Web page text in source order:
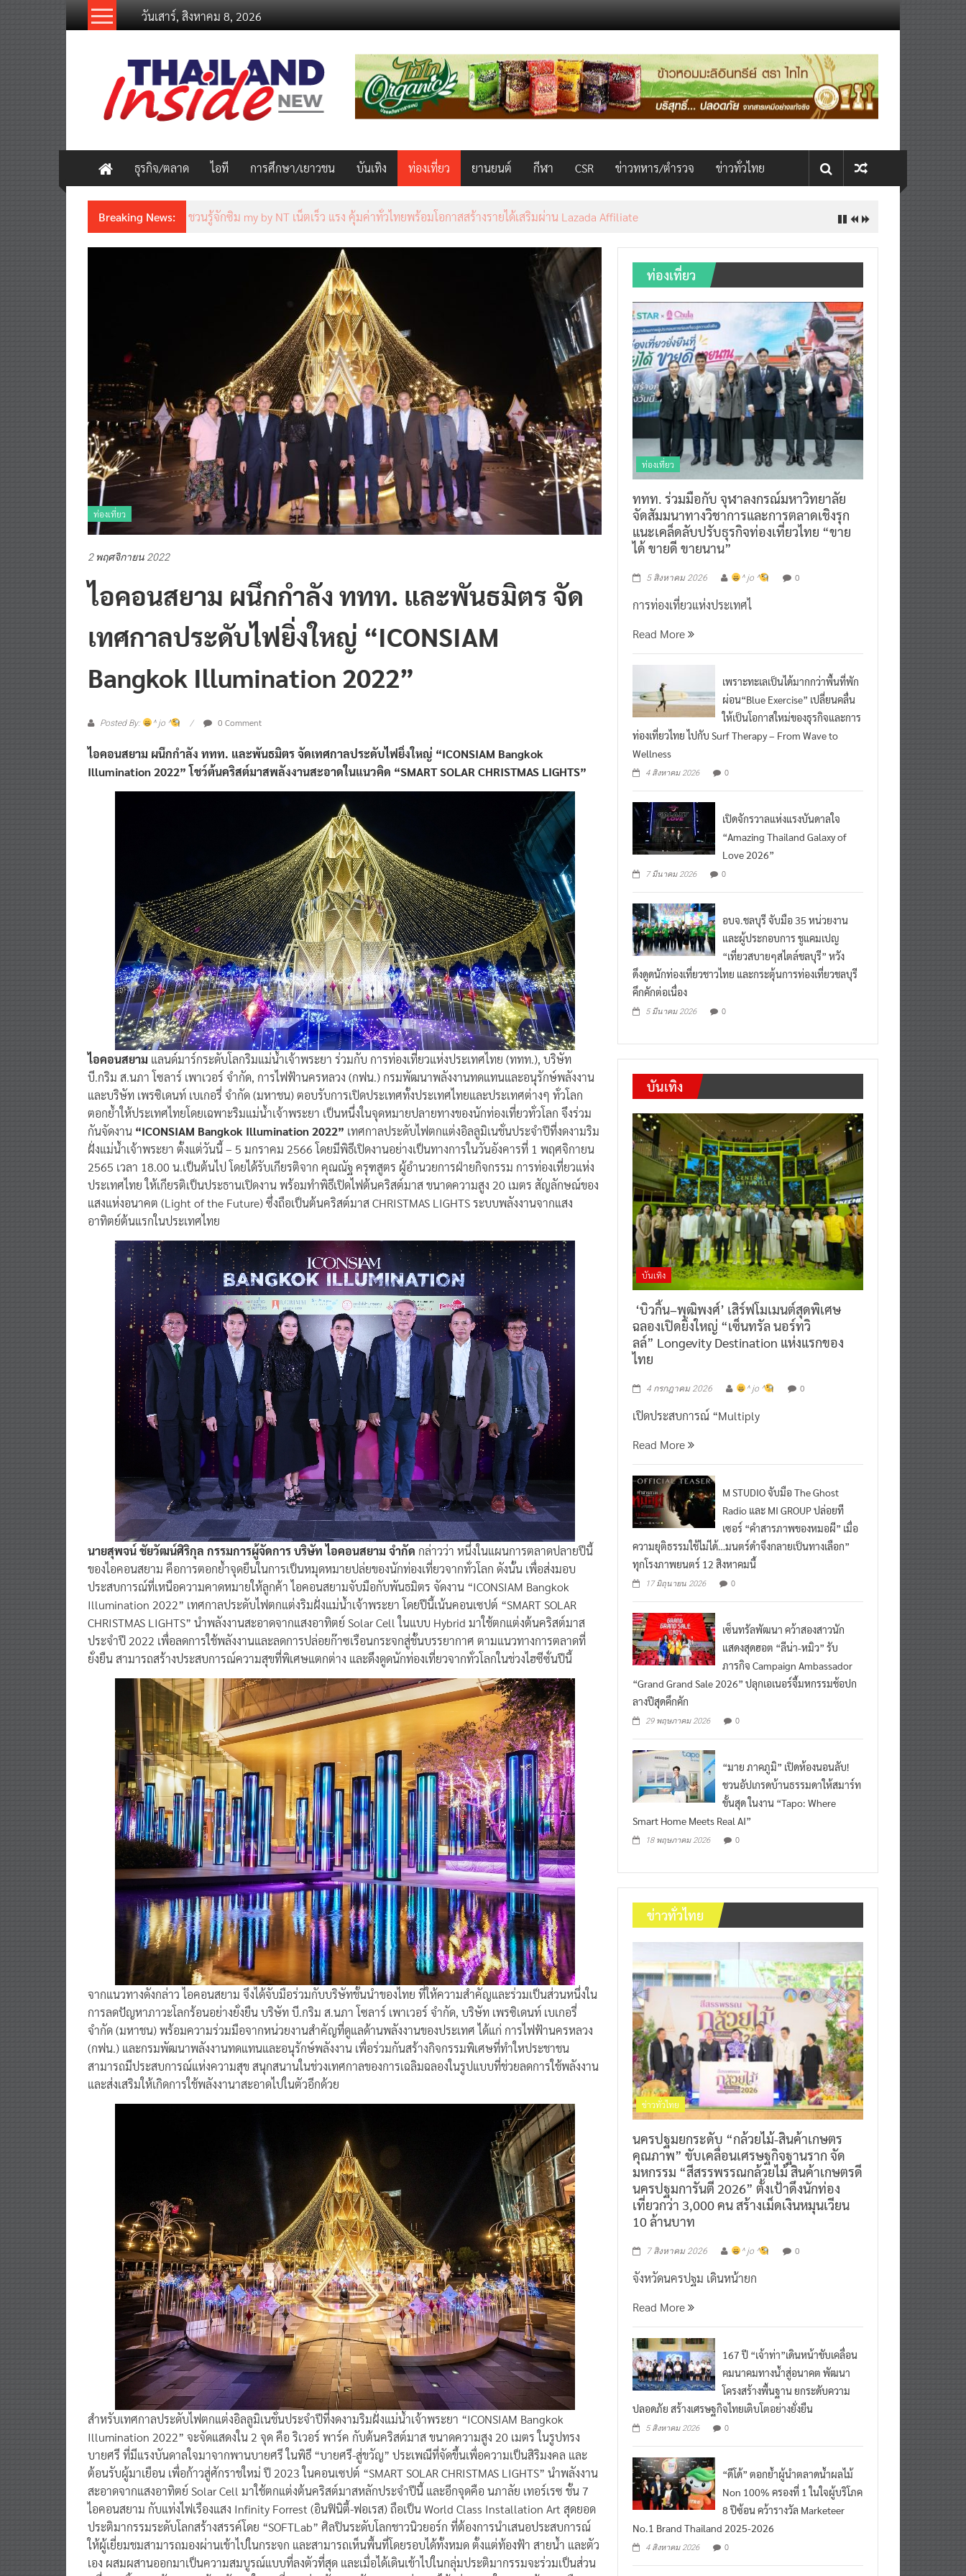
วันเสาร์, สิงหาคม 8, 2026
thailandinsidenew.com
Thailand
Inside
New
ธุรกิจ/ตลาด ไอที การศึกษา/เยาวชน บันเทิง ท่องเที่ยว ยานยนต์ กีฬา CSR ข่าวทหาร/ตำรวจ ข่าวทั่วไทย
Breaking News: ชวนรู้จักซิม my by NT เน็ตเร็ว แรง คุ้มค่าทั่วไทยพร้อมโอกาสสร้างรายได้เสริมผ่าน Lazada Affiliate
ท่องเที่ยว
2 พฤศจิกายน 2022
ไอคอนสยาม ผนึกกำลัง ททท. และพันธมิตร จัด
เทศกาลประดับไฟยิ่งใหญ่ “ICONSIAM
Bangkok Illumination 2022”
Posted By: ^ jo ^ 0 Comment
ไอคอนสยาม ผนึกกำลัง ททท. และพันธมิตร จัดเทศกาลประดับไฟยิ่งใหญ่ “ICONSIAM Bangkok
Illumination 2022” โชว์ต้นคริสต์มาสพลังงานสะอาดในแนวคิด “SMART SOLAR CHRISTMAS LIGHTS”
ไอคอนสยาม แลนด์มาร์กระดับโลกริมแม่น้ำเจ้าพระยา ร่วมกับ การท่องเที่ยวแห่งประเทศไทย (ททท.), บริษัท
บี.กริม ส.นภา โซลาร์ เพาเวอร์ จำกัด, การไฟฟ้านครหลวง (กฟน.) กรมพัฒนาพลังงานทดแทนและอนุรักษ์พลังงาน
และบริษัท เพรซิเดนท์ เบเกอรี่ จำกัด (มหาชน) ตอบรับการเปิดประเทศทั้งประเทศไทยและประเทศต่างๆ ทั่วโลก
ตอกย้ำให้ประเทศไทยโดยเฉพาะริมแม่น้ำเจ้าพระยา เป็นหนึ่งในจุดหมายปลายทางของนักท่องเที่ยวทั่วโลก จึงร่วม
กันจัดงาน “ICONSIAM Bangkok Illumination 2022” เทศกาลประดับไฟตกแต่งอิลลูมิเนชั่นประจำปีที่งดงามริม
ฝั่งแม่น้ำเจ้าพระยา ตั้งแต่วันนี้ – 5 มกราคม 2566 โดยมีพิธีเปิดงานอย่างเป็นทางการในวันอังคารที่ 1 พฤศจิกายน
2565 เวลา 18.00 น.เป็นต้นไป โดยได้รับเกียรติจาก คุณณัฐ ครุฑสูตร ผู้อำนวยการฝ่ายกิจกรรม การท่องเที่ยวแห่ง
ประเทศไทย ให้เกียรติเป็นประธานเปิดงาน พร้อมทำพิธีเปิดไฟต้นคริสต์มาส ขนาดความสูง 20 เมตร สัญลักษณ์ของ
แสงแห่งอนาคต (Light of the Future) ซึ่งถือเป็นต้นคริสต์มาส CHRISTMAS LIGHTS ระบบพลังงานจากแสง
อาทิตย์ต้นแรกในประเทศไทย
นายสุพจน์ ชัยวัฒน์ศิริกุล กรรมการผู้จัดการ บริษัท ไอคอนสยาม จำกัด กล่าวว่า หนึ่งในแผนการตลาดปลายปีนี้
ของไอคอนสยาม คือการตอกย้ำจุดยืนในการเป็นหมุดหมายปล่ยของนักท่องเที่ยวจากทั่วโลก ดังนั้น เพื่อส่งมอบ
ประสบการณ์ที่เหนือความคาดหมายให้ลูกค้า ไอคอนสยามจับมือกับพันธมิตร จัดงาน “ICONSIAM Bangkok
Illumination 2022” เทศกาลประดับไฟตกแต่งริมฝั่งแม่น้ำเจ้าพระยา โดยปีนี้เน้นคอนเซปต์ “SMART SOLAR
CHRISTMAS LIGHTS” นำพลังงานสะอาดจากแสงอาทิตย์ Solar Cell ในแบบ Hybrid มาใช้ตกแต่งต้นคริสต์มาส
ประจำปี 2022 เพื่อลดการใช้พลังงานและลดการปล่อยก๊าซเรือนกระจกสู่ชั้นบรรยากาศ ตามแนวทางการตลาดที่
ยั่งยืน สามารถสร้างประสบการณ์ความสุขที่พิเศษแตกต่าง และดึงดูดนักท่องเที่ยวจากทั่วโลกในช่วงไฮซีซั่นปีนี้
จากแนวทางดังกล่าว ไอคอนสยาม จึงได้จับมือร่วมกับบริษัทชั้นนำของไทย ที่ให้ความสำคัญและร่วมเป็นส่วนหนึ่งใน
การลดปัญหาภาวะโลกร้อนอย่างยั่งยืน บริษัท บี.กริม ส.นภา โซลาร์ เพาเวอร์ จำกัด, บริษัท เพรซิเดนท์ เบเกอรี่
จำกัด (มหาชน) พร้อมความร่วมมือจากหน่วยงานสำคัญที่ดูแลด้านพลังงานของประเทศ ได้แก่ การไฟฟ้านครหลวง
(กฟน.) และกรมพัฒนาพลังงานทดแทนและอนุรักษ์พลังงาน เพื่อร่วมกันสร้างกิจกรรมพิเศษที่ทำใหประชาชน
สามารถมีประสบการณ์แห่งความสุข สนุกสนานในช่วงเทศกาลของการเฉลิมฉลองในรูปแบบที่ช่วยลดการใช้พลังงาน
และส่งเสริมให้เกิดการใช้พลังงานาสะอาดไปในตัวอีกด้วย
สำหรับเทศกาลประดับไฟตกแต่งอิลลูมิเนชั่นประจำปีที่งดงามริมฝั่งแม่น้ำเจ้าพระยา “ICONSIAM Bangkok
Illumination 2022” จะจัดแสดงใน 2 จุด คือ ริเวอร์ พาร์ค กับต้นคริสต์มาส ขนาดความสูง 20 เมตร ในรูปทรง
บายศรี ที่มีแรงบันดาลใจมาจากพานบายศรี ในพิธี “บายศรี-สู่ขวัญ” ประเพณีที่จัดขึ้นเพื่อความเป็นสิริมงคล และ
ต้อนรับผู้มาเยือน เพื่อก้าวสู่ศักราชใหม่ ปี 2023 ในคอนเซปต์ “SMART SOLAR CHRISTMAS LIGHTS” นำพลังงาน
สะอาดจากแสงอาทิตย์ Solar Cell มาใช้ตกแต่งต้นคริสต์มาสหลักประจำปีนี้ และอีกจุดคือ นภาลัย เทอร์เรซ ชั้น 7
ไอคอนสยาม กับแท่งไฟเรืองแสง Infinity Forrest (อินฟินิตี้-ฟอเรส) ถือเป็น World Class Installation Art สุดยอด
ประติมากรรมระดับโลกสร้างสรรค์โดย “SOFTLab” ศิลปินระดับโลกชาวนิวยอร์ก ที่ต้องการนำเสนอประสบการณ์
ให้ผู้เยี่ยมชมสามารถมองผ่านเข้าไปในกระจก และสามารถเห็นพื้นที่โดยรอบได้ทั้งหมด ตั้งแต่ท้องฟ้า สายน้ำ และตัว
เอง ผสมผสานออกมาเป็นความสมบูรณ์แบบที่ลงตัวที่สุด และเมื่อได้เดินเข้าไปในกลุ่มประติมากรรมจะร่วมเป็นส่วน
ท่องเที่ยว
ท่องเที่ยว
ททท. ร่วมมือกับ จุฬาลงกรณ์มหาวิทยาลัย
จัดสัมมนาทางวิชาการและการตลาดเชิงรุก
แนะเคล็ดลับปรับธุรกิจท่องเที่ยวไทย “ขาย
ได้ ขายดี ขายนาน”
5 สิงหาคม 2026 ^ jo ^ 0
การท่องเที่ยวแห่งประเทศไ
Read More
เพราะทะเลเป็นได้มากกว่าพื้นที่พัก
ผ่อน“Blue Exercise” เปลี่ยนคลื่น
ให้เป็นโอกาสใหม่ของธุรกิจและการ
ท่องเที่ยวไทย ไปกับ Surf Therapy – From Wave to
Wellness
4 สิงหาคม 2026 0
เปิดจักรวาลแห่งแรงบันดาลใจ
“Amazing Thailand Galaxy of
Love 2026”
7 มีนาคม 2026 0
อบจ.ชลบุรี จับมือ 35 หน่วยงาน
และผู้ประกอบการ ชูแคมเปญ
“เที่ยวสบายๆสไตล์ชลบุรี” หวัง
ดึงดูดนักท่องเที่ยวชาวไทย และกระตุ้นการท่องเที่ยวชลบุรี
คึกคักต่อเนื่อง
5 มีนาคม 2026 0
บันเทิง
บันเทิง
‘บิวกิ้น–พุฒิพงศ์’ เสิร์ฟโมเมนต์สุดพิเศษ
ฉลองเปิดยิ่งใหญ่ “เซ็นทรัล นอร์ทวิ
ลล์” Longevity Destination แห่งแรกของ
ไทย
4 กรกฎาคม 2026 ^ jo ^ 0
เปิดประสบการณ์ “Multiply
Read More
M STUDIO จับมือ The Ghost
Radio และ MI GROUP ปล่อยที
เซอร์ “คำสารภาพของหมอผี” เมื่อ
ความยุติธรรมใช้ไม่ได้…มนตร์ดำจึงกลายเป็นทางเลือก”
ทุกโรงภาพยนตร์ 12 สิงหาคมนี้
17 มิถุนายน 2026 0
เซ็นทรัลพัฒนา คว้าสองสาวนัก
แสดงสุดฮอต “ลีน่า-หมิว” รับ
ภารกิจ Campaign Ambassador
“Grand Grand Sale 2026” ปลุกเอเนอร์จี้มหกรรมช้อปก
ลางปีสุดคึกคัก
29 พฤษภาคม 2026 0
“มาย ภาคภูมิ” เปิดห้องนอนลับ!
ชวนอัปเกรดบ้านธรรมดาให้สมาร์ท
ขั้นสุด ในงาน “Tapo: Where
Smart Home Meets Real AI”
18 พฤษภาคม 2026 0
ข่าวทั่วไทย
ข่าวทั่วไทย
นครปฐมยกระดับ “กล้วยไม้-สินค้าเกษตร
คุณภาพ” ขับเคลื่อนเศรษฐกิจฐานราก จัด
มหกรรม “สีสรรพรรณกล้วยไม้ สินค้าเกษตรดี
นครปฐมการันตี 2026” ตั้งเป้าดึงนักท่อง
เที่ยวกว่า 3,000 คน สร้างเม็ดเงินหมุนเวียน
10 ล้านบาท
7 สิงหาคม 2026 ^ jo ^ 0
จังหวัดนครปฐม เดินหน้ายก
Read More
167 ปี “เจ้าท่า”เดินหน้าขับเคลื่อน
คมนาคมทางน้ำสู่อนาคต พัฒนา
โครงสร้างพื้นฐาน ยกระดับความ
ปลอดภัย สร้างเศรษฐกิจไทยเติบโตอย่างยั่งยืน
5 สิงหาคม 2026 0
“ดีโด้” ตอกย้ำผู้นำตลาดน้ำผลไม้
Non 100% ครองที่ 1 ในใจผู้บริโภค
8 ปีซ้อน คว้ารางวัล Marketeer
No.1 Brand Thailand 2025-2026
4 สิงหาคม 2026 0